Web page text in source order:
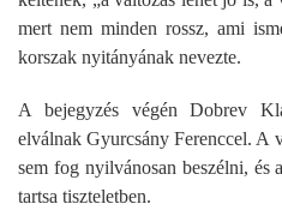
mert nem minden rossz, ami
korszak nyitányának nevezte.
A bejegyzés végén Dobrev
elválnak Gyurcsány Ferenccel. A
sem fog nyilvánosan beszélni, és
tartsa tiszteletben.